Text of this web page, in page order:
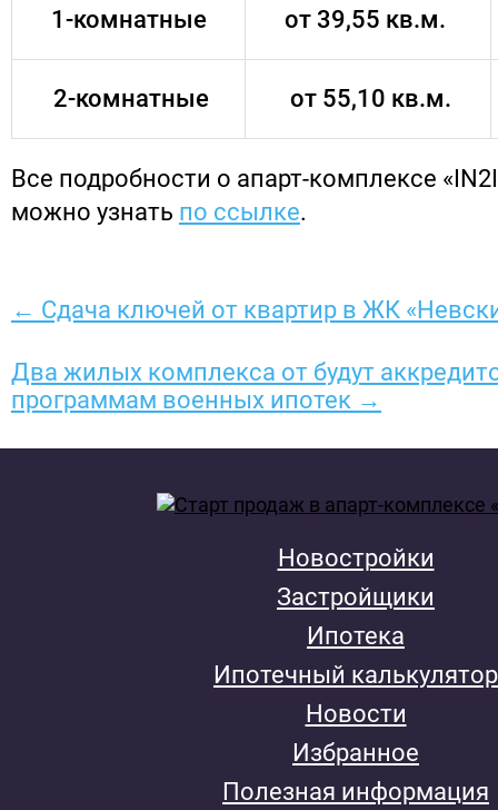
1-комнатные от 39,55 кв.м.
2-комнатные от 55,10 кв.м.
Все подробности о апарт-комплексе
можно узнать по ссылке.
← Сдача ключей от квартир в ЖК
Два жилых комплекса от будут
программам военных ипотек →
Новостройки
Застройщики
Ипотека
Ипотечный калькулятор
Новости
Избранное
Полезная информация